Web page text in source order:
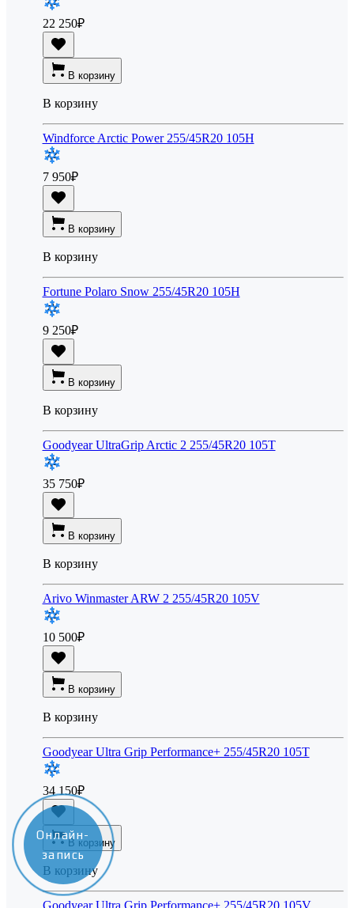
22 250₽
В корзину
В корзину
Windforce Arctic Power 255/45R20 105H
7 950₽
В корзину
В корзину
Fortune Polaro Snow 255/45R20 105H
9 250₽
В корзину
В корзину
Goodyear UltraGrip Arctic 2 255/45R20 105T
35 750₽
В корзину
В корзину
Arivo Winmaster ARW 2 255/45R20 105V
10 500₽
В корзину
В корзину
Goodyear Ultra Grip Performance+ 255/45R20 105T
34 150₽
В корзину
В корзину
Goodyear Ultra Grip Performance+ 255/45R20 105V
Онлайн-
запись